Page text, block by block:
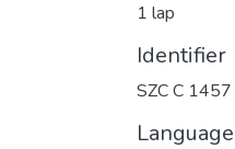
1 lap
Identifier
SZC C 1457
Language